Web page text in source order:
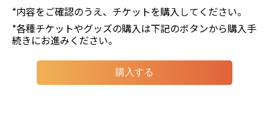
*内容をご確認のうえ、チケットを購入してください。
*各種チケットやグッズの購入は下記のボタンから購入手
続きにお進みください。
購入する